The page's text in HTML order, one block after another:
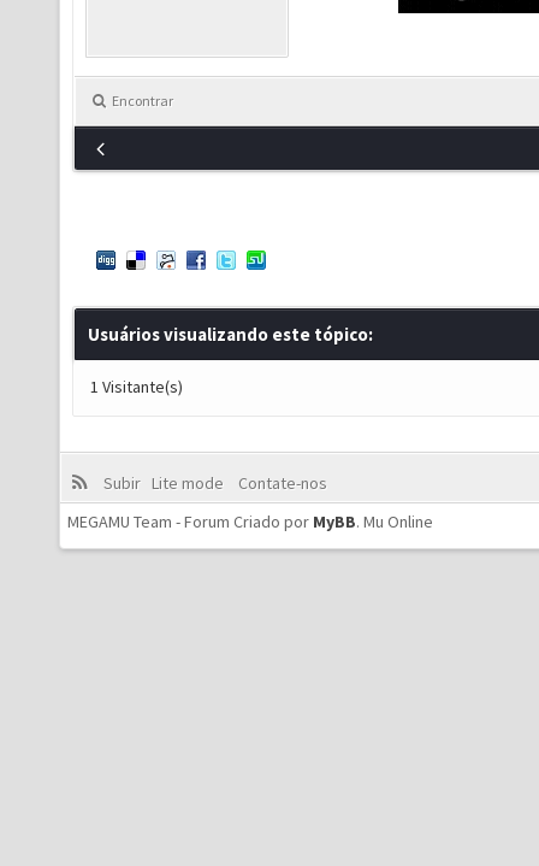
Encontrar
Usuários visualizando este tópico:
1 Visitante(s)
Subir Lite mode
Contate-nos
MEGAMU Team - Forum Criado por MyBB. Mu Online